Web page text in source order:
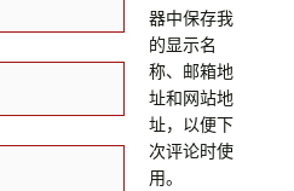
器中保存我
的显示名
称、邮箱地
址和网站地
址，以便下
次评论时使
用。